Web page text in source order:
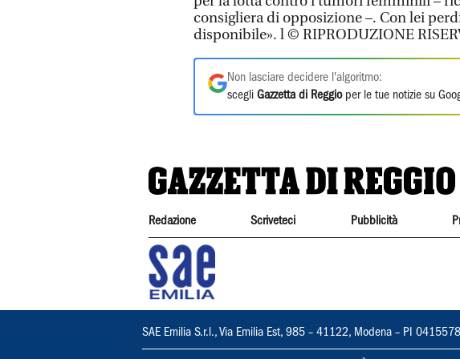
consigliera di opposizione –. Con lei
disponibile». l © RIPRODUZIONE
Non lasciare decidere l'algoritmo:
scegli Gazzetta di Reggioper le tue notizie su
Redazione Scriveteci Pubblicità
SAE Emilia S.r.l., Via Emilia Est, 985 – 41122, Modena – PI